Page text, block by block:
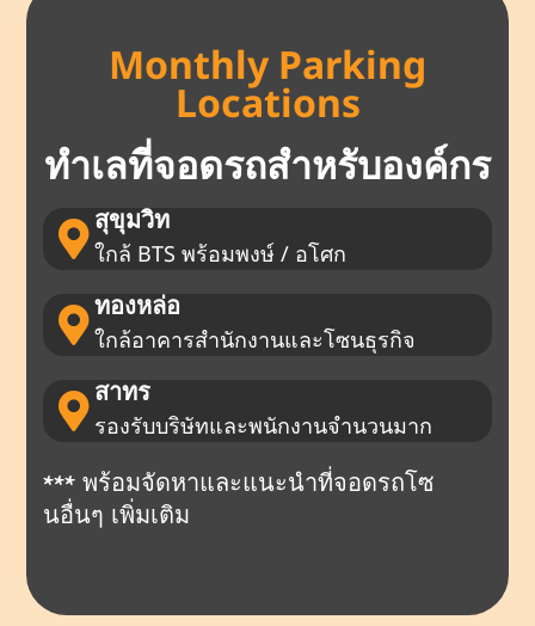
Monthly Parking
Locations
ทำเลที่จอดรถสำหรับองค์กร
สุขุมวิท
ใกล้ BTS พร้อมพงษ์ / อโศก
ทองหล่อ
ใกล้อาคารสำนักงานและโซนธุรกิจ
สาทร
รองรับบริษัทและพนักงานจำนวนมาก
*** พร้อมจัดหาและแนะนำที่จอดรถโซ
นอื่นๆ เพิ่มเติม